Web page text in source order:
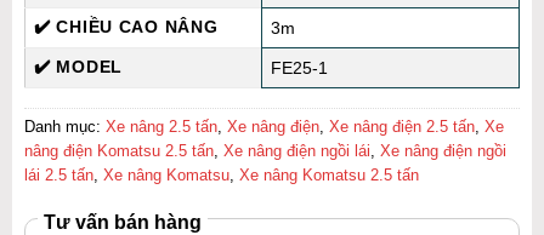
✔️ CHIỀU CAO NÂNG
3m
✔️ MODEL
FE25-1
Danh mục: Xe nâng 2.5 tấn, Xe nâng điện, Xe nâng điện 2.5 tấn, Xe
nâng điện Komatsu 2.5 tấn, Xe nâng điện ngồi lái, Xe nâng điện ngồi
lái 2.5 tấn, Xe nâng Komatsu, Xe nâng Komatsu 2.5 tấn
Tư vấn bán hàng